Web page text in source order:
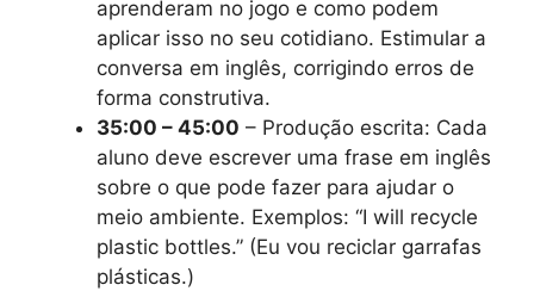
aprenderam no jogo e como podem
aplicar isso no seu cotidiano. Estimular a
conversa em inglês, corrigindo erros de
forma construtiva.
35:00 – 45:00 – Produção escrita: Cada
aluno deve escrever uma frase em inglês
sobre o que pode fazer para ajudar o
meio ambiente. Exemplos: “I will recycle
plastic bottles.” (Eu vou reciclar garrafas
plásticas.)